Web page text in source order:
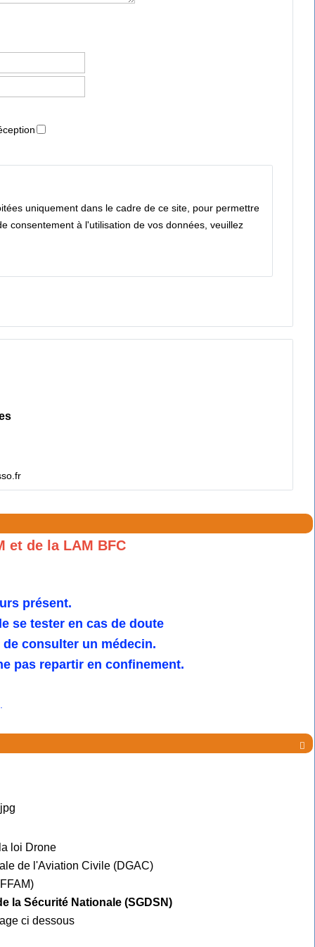
uniquement dans le cadre de ce site, pour permettre
consentement à l'utilisation de vos données, veuillez
et de la LAM BFC
présent.
se tester en cas de doute
consulter un médecin.
pas repartir en confinement.

loi Drone
de l'Aviation Civile (DGAC)
la Sécurité Nationale (SGDSN)
ci dessous